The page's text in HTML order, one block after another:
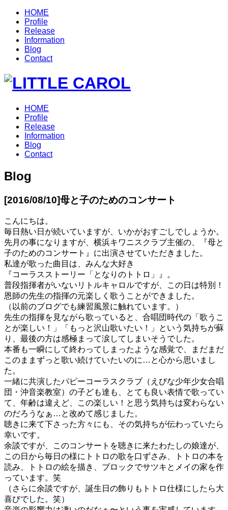
HOME
Profile
Release
Information
Blog
Contact
HOME
Profile
Release
Information
Blog
Contact
Blog
[2016/08/10]母と子のためのコンサート
こんにちは。
毎日熱い日が続いていますが、いかがおすごしでしょうか。
先月の事になりますが、横浜キワニスクラブ主催の、『母と
子のためのコンサート』に出演させていただきました。
私達が歌った曲目は、みんな大好き
『コーラスストーリー「となりのトトロ」』。
普段指揮者がいないリトルキャロルですが、この日は特別！
恩師の先生の指揮の元楽しく歌うことができました。
（以前のブログでも練習風景に触れています。）
先生の指揮を見ながら歌っていると、合唱団時代の「歌うこ
とが楽しい！」「もっと沢山歌いたい！」という気持ちが蘇
り、最後の方は感極まって涙してしまいそうでした。
本番も一瞬にして終わってしまったような感覚で、まだまだ
このままずっと歌い続けていたいのに…と心から思いまし
た。
一緒に共演したパピーコーラスクラブ（えびな少年少女合唱
団・沖音楽教室）の子ども達も、とても良い表情で歌ってい
て、年齢は違えど、この楽しい！と思う気持ちは変わらない
のだろうなぁ…と改めて感じました。
聴きに来て下さった方々にも、その気持ちが伝わっていたら
幸いです。
余談ですが、このコンサートを聴きに来たわたしの娘達が、
この日から毎日の様にトトロの歌を口ずさみ、トトロの本を
読み、トトロの絵を描き、ブロックでサツキとメイの家を作
っています。笑
（さらに余談ですが、誕生日の飾りもトトロ仕様にしたら大
喜びでした。笑）